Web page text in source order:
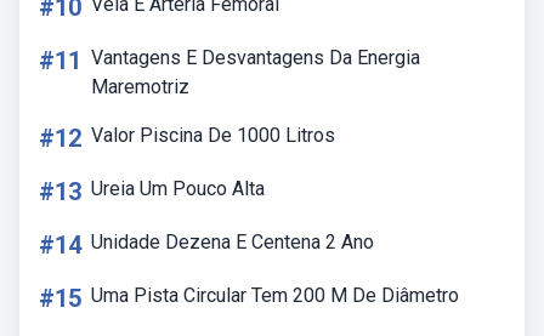
#10
#11 Vantagens E Desvantagens Da Energia
Maremotriz
#12 Valor Piscina De 1000 Litros
#13 Ureia Um Pouco Alta
#14 Unidade Dezena E Centena 2 Ano
#15 Uma Pista Circular Tem 200 M De Diâmetro